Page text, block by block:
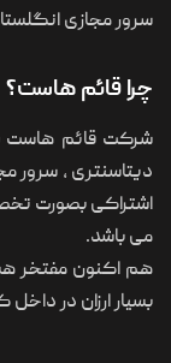
سرور مجازی
چرا قائم هاست؟
دیتاسنتری ،
اشتراکی بصورت
می باشد.
هم اکنون مفتخر
بسیار ارزان در